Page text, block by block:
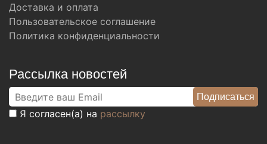
Доставка и оплата
Пользовательское соглашение
Политика конфиденциальности
Рассылка новостей
Я согласен(а) на рассылку